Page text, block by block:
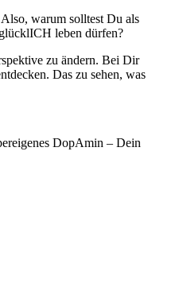
warum solltest Du als
leben dürfen?
zu ändern. Bei Dir
Das zu sehen, was
DopAmin – Dein